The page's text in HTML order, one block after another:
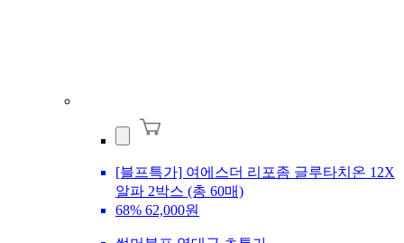
[블프특가] 여에스더 리포좀 글루타치온 12X
알파 2박스 (총 60매)
68% 62,000원